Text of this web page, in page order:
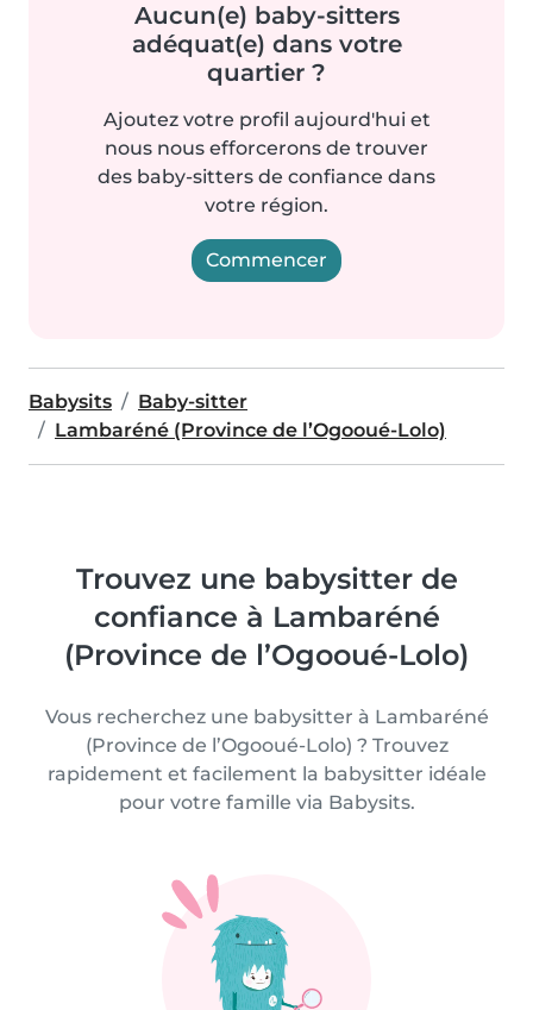
Aucun(e) baby-sitters
adéquat(e) dans votre
quartier ?
Ajoutez votre profil aujourd'hui et
nous nous efforcerons de trouver
des baby-sitters de confiance dans
votre région.
Commencer
Babysits
Baby-sitter
Lambaréné (Province de l’Ogooué-Lolo)
Trouvez une babysitter de
confiance à Lambaréné
(Province de l’Ogooué-Lolo)
Vous recherchez une babysitter à Lambaréné
(Province de l’Ogooué-Lolo) ? Trouvez
rapidement et facilement la babysitter idéale
pour votre famille via Babysits.